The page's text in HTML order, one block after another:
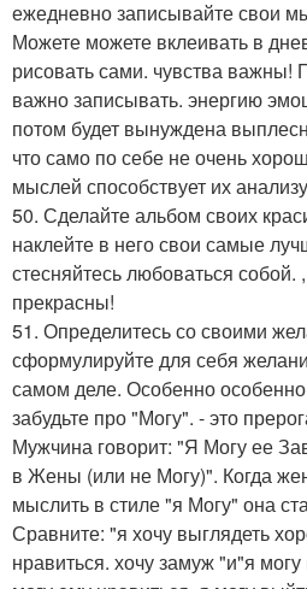
ежедневно записывайте свои
Можете можете вклеивать в
рисовать сами. чувства важны!
важно записывать. энергию
потом будет вынуждена
что само по себе не очень
мыслей способствует их
50. Сделайте альбом своих
наклейте в него свои самые
стесняйтесь любоваться собой.
прекрасны!
51. Определитесь со своими
сформулируйте для себя
самом деле. Особенно
забудьте про "Могу". - это
Мужчина говорит: "Я Могу ее
в Жены (или не Могу)". Когда
мыслить в стиле "я Могу" она
Сравните: "я хочу выглядеть
нравиться. хочу замуж "и"я